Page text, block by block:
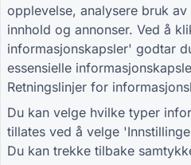
BLI MED I FELLESSKAPET
GUIDER
Brukerstøtte
Blogg
TIGER FORM
veiledning
FIRMA
Om oss
Kontakt oss
opplevelse, analysere bruk
innhold og annonser. Ved å
informasjonskapsler' godtar
essensielle
Retningslinjer for
Du kan velge hvilke typer
tillates ved å velge
Du kan trekke tilbake